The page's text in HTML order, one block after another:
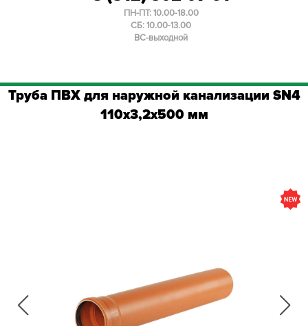
ПН-ПТ: 10.00-18.00
СБ: 10.00-13.00
ВС-выходной
Труба ПВХ для наружной канализации SN4
110х3,2х500 мм